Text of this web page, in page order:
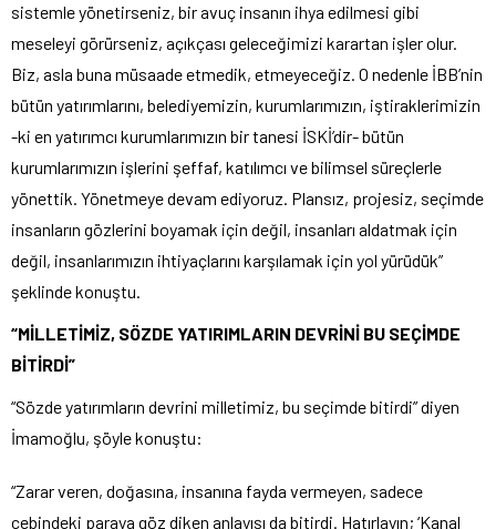
sistemle yönetirseniz, bir avuç insanın ihya edilmesi gibi
meseleyi görürseniz, açıkçası geleceğimizi karartan işler olur.
Biz, asla buna müsaade etmedik, etmeyeceğiz. O nedenle İBB’nin
bütün yatırımlarını, belediyemizin, kurumlarımızın, iştiraklerimizin
-ki en yatırımcı kurumlarımızın bir tanesi İSKİ’dir- bütün
kurumlarımızın işlerini şeffaf, katılımcı ve bilimsel süreçlerle
yönettik. Yönetmeye devam ediyoruz. Plansız, projesiz, seçimde
insanların gözlerini boyamak için değil, insanları aldatmak için
değil, insanlarımızın ihtiyaçlarını karşılamak için yol yürüdük”
şeklinde konuştu.
“MİLLETİMİZ, SÖZDE YATIRIMLARIN DEVRİNİ BU SEÇİMDE
BİTİRDİ”
“Sözde yatırımların devrini milletimiz, bu seçimde bitirdi” diyen
İmamoğlu, şöyle konuştu:
“Zarar veren, doğasına, insanına fayda vermeyen, sadece
cebindeki paraya göz diken anlayışı da bitirdi. Hatırlayın; ‘Kanal